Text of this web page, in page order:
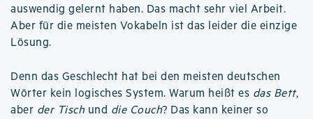
auswendig gelernt haben. Das macht sehr viel Arbeit.
Aber für die meisten Vokabeln ist das leider die einzige
Lösung.
Denn das Geschlecht hat bei den meisten deutschen
Wörter kein logisches System. Warum heißt es das Bett,
aber der Tisch und die Couch? Das kann keiner so